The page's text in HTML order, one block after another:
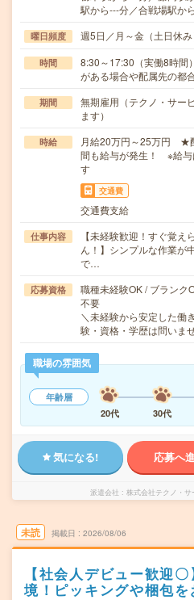
駅から---分／合戦場駅か
曜日頻度 週5日／月～金（土日休み
時間
8:30～17:30（実働8時間
がある場合や配属先の都
期間
無期雇用（テクノ・サー
ます）
時給
月給20万円～25万円 ★
間も給与が発生！ ※給与
す
交通費
交通費支給
仕事内容
【未経験歓迎！すぐ覚え
ん！】シンプルな作業が
で…
応募資格
職種未経験OK / ブランク
不要
＼未経験から安定した働
験・資格・学歴は問い
職場の雰囲気
年齢層
20代
30代
気になる! 応募へ
派遣会社 株式会社テクノ・サ
未読 掲載日 2026/08/06
【社会人デビュー歓迎
境！ピッキングや梱包を